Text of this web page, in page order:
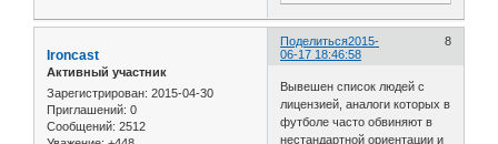
Поделиться 8
2015-
06-17 18:46:58
Ironcast
Активный участник
Зарегистрирован: 2015-04-30
Приглашений: 0
Сообщений: 2512
Вывешен список людей с
лицензией, аналоги которых в
футболе часто обвиняют в
нестандартной ориентации и